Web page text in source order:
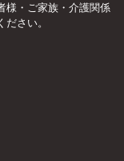
様・ご家族・介護関係
さい。